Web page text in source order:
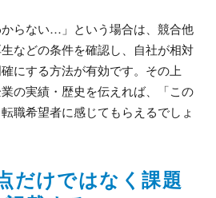
からない…」という場合は、競合他
などの条件を確認し、自社が相対
にする方法が有効です。その上
の実績・歴史を伝えれば、「この
職希望者に感じてもらえるでしょ
だけではなく課題